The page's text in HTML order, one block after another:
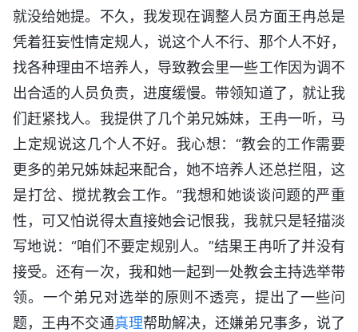
就没给她提。不久，我发现在调整人员方面王冉总是
凭着狂妄性情定规人，说这个人不行、那个人不好，
找各种理由不培养人，导致教会里一些工作因为调不
出合适的人员负责，进度缓慢。带领知道了，就让我
们赶紧找人。我提供了几个弟兄姊妹，王冉一听，马
上定规说这几个人不好。我心想：“教会的工作需要
更多的弟兄姊妹起来配合，她不培养人还总拦阻，这
是打岔、搅扰教会工作。”我想和她谈谈问题的严重
性，可又怕说得太直接她会记恨我，我就只是轻描淡
写地说：“咱们不要定规别人。”结果王冉听了并没有
接受。还有一次，我和她一起到一处教会主持选举带
领。一个弟兄对选举的原则不透亮，提出了一些问
题，王冉不交通真理帮助解决，还嫌弟兄事多，说了